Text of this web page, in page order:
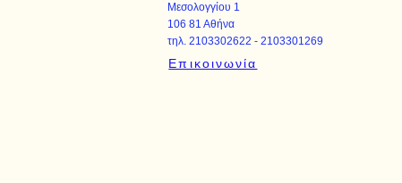
Μεσολογγίου 1
106 81 Αθήνα
τηλ. 2103302622 - 2103301269
Επικοινωνία